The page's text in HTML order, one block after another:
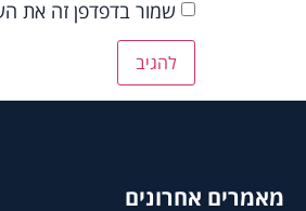
שמור בדפדפן זה את
מאמרים אחרונים